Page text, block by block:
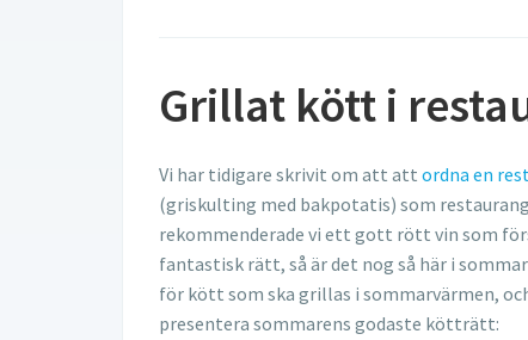
Grillat kött i
Vi har tidigare skrivit om att att ordna en
(griskulting med bakpotatis) som
rekommenderade vi ett gott rött vin som
fantastisk rätt, så är det nog så här i
för kött som ska grillas i sommarvärmen,
presentera sommarens godaste kötträtt: